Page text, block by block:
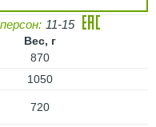
11-15
Вес, г
870
1050
720